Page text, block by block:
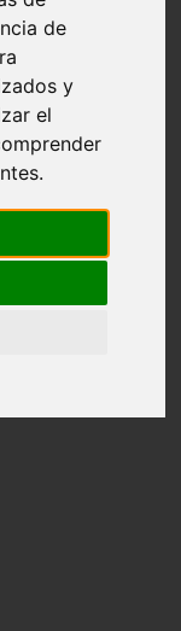
de
y
el